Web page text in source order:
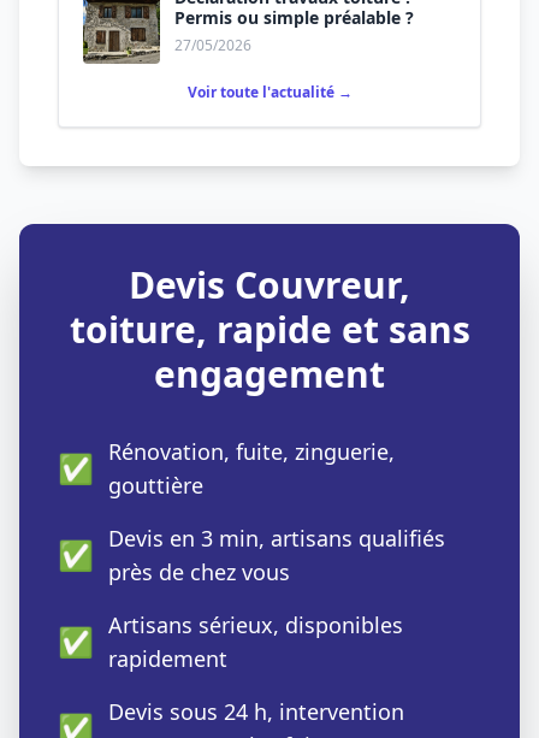
Permis ou simple préalable ?
27/05/2026
Voir toute l'actualité →
Devis Couvreur,
toiture, rapide et sans
engagement
✅ Rénovation, fuite, zinguerie,
gouttière
✅ Devis en 3 min, artisans qualifiés
près de chez vous
✅ Artisans sérieux, disponibles
rapidement
✅ Devis sous 24 h, intervention